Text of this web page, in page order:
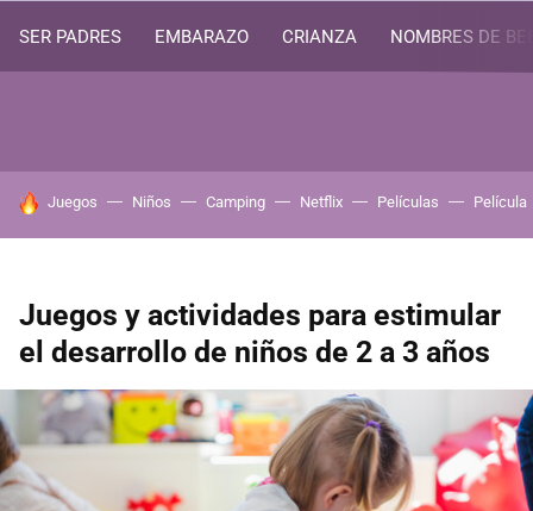
SER PADRES EMBARAZO CRIANZA NOMBRES DE
HOY SE HABLA DE
Juegos Niños Camping Netflix Películas Película
Juegos y actividades para estimular
el desarrollo de niños de 2 a 3 años